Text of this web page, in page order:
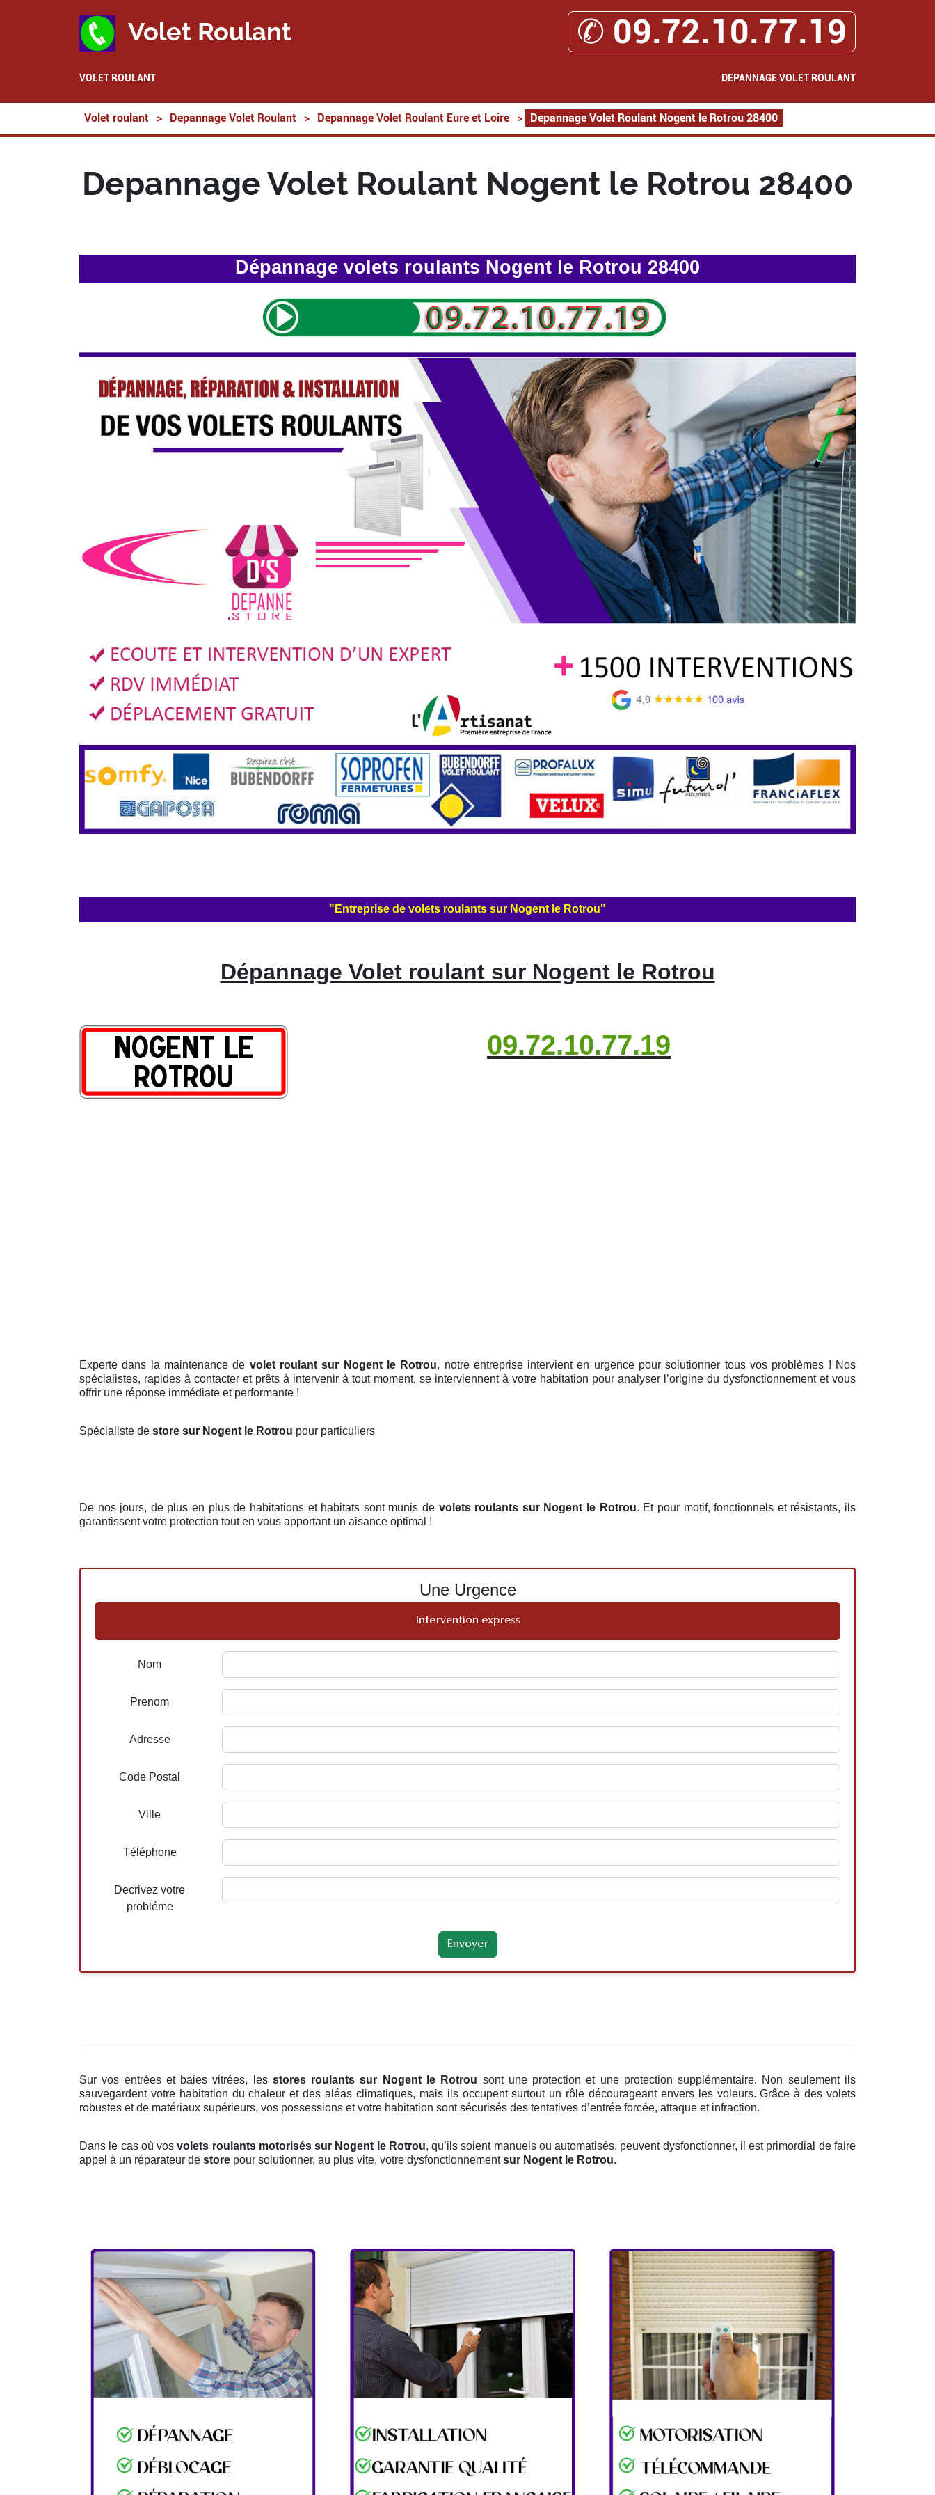
Volet Roulant ✆ 09.72.10.77.19
VOLET ROULANT DEPANNAGE VOLET ROULANT
Volet roulant > Depannage Volet Roulant > Depannage Volet Roulant Eure et Loire > Depannage Volet Roulant Nogent le Rotrou 28400
Depannage Volet Roulant Nogent le Rotrou 28400
Dépannage volets roulants Nogent le Rotrou 28400
"Entreprise de volets roulants sur Nogent le Rotrou"
Dépannage Volet roulant sur Nogent le Rotrou
09.72.10.77.19
Experte dans la maintenance de volet roulant sur Nogent le Rotrou, notre entreprise intervient en urgence pour solutionner tous vos problèmes ! Nos
spécialistes, rapides à contacter et prêts à intervenir à tout moment, se interviennent à votre habitation pour analyser l’origine du dysfonctionnement et vous
offrir une réponse immédiate et performante !
Spécialiste de store sur Nogent le Rotrou pour particuliers
De nos jours, de plus en plus de habitations et habitats sont munis de volets roulants sur Nogent le Rotrou. Et pour motif, fonctionnels et résistants, ils
garantissent votre protection tout en vous apportant un aisance optimal !
Une Urgence
Intervention express
Nom
Prenom
Adresse
Code Postal
Ville
Téléphone
Decrivez votre
probléme
Sur vos entrées et baies vitrées, les stores roulants sur Nogent le Rotrou sont une protection et une protection supplémentaire. Non seulement ils
sauvegardent votre habitation du chaleur et des aléas climatiques, mais ils occupent surtout un rôle décourageant envers les voleurs. Grâce à des volets
robustes et de matériaux supérieurs, vos possessions et votre habitation sont sécurisés des tentatives d’entrée forcée, attaque et infraction.
Dans le cas où vosvolets roulants motorisés sur Nogent le Rotrou, qu’ils soient manuels ou automatisés, peuvent dysfonctionner, il est primordial de faire
appel à un réparateur de store pour solutionner, au plus vite, votre dysfonctionnementsur Nogent le Rotrou.